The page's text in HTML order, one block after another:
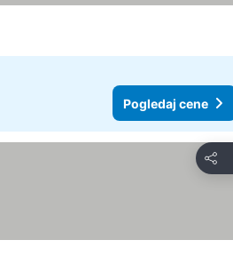
Pogledaj cene
Deli